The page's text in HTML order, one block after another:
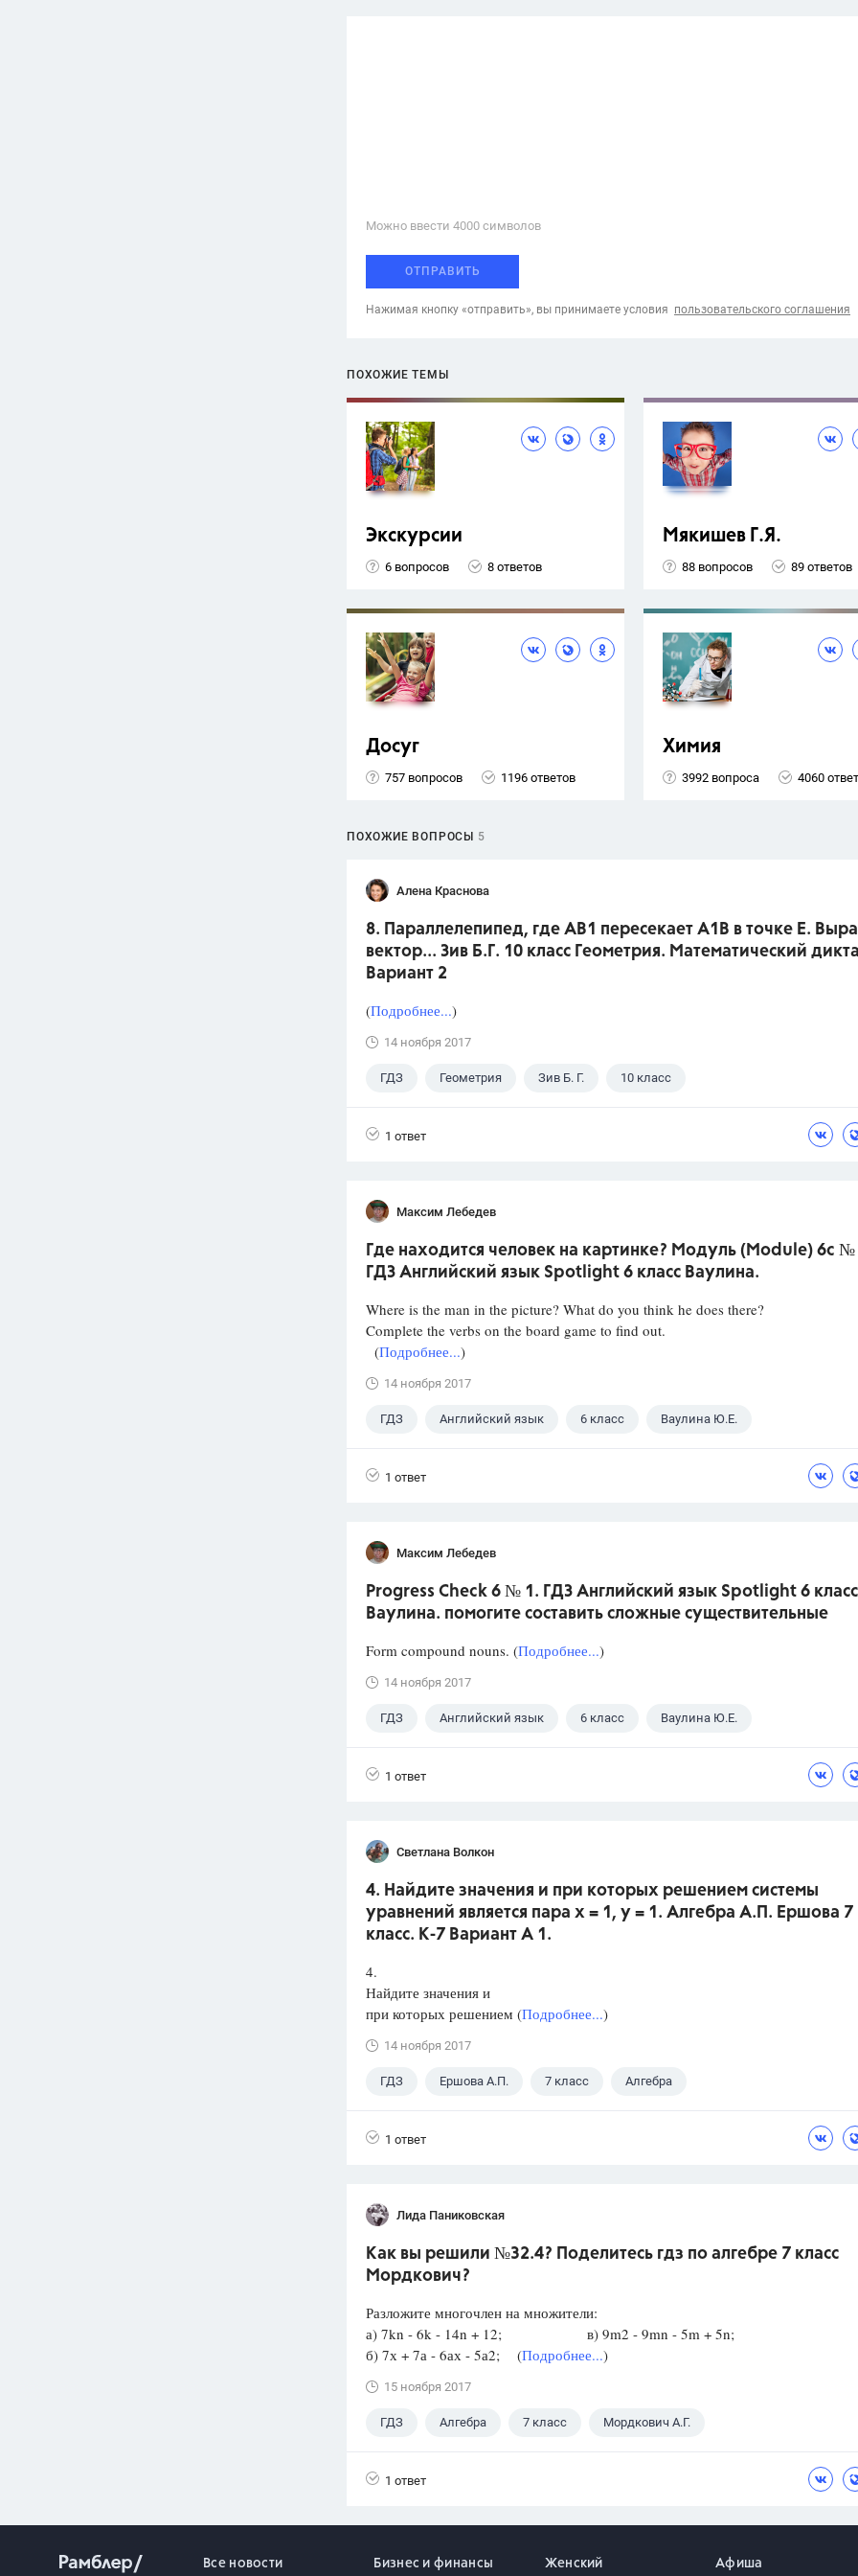
Можно ввести 4000 cимволов
ОТПРАВИТЬ
Нажимая кнопку «отправить», вы принимаете условия пользовательского соглашения
ПОХОЖИЕ ТЕМЫ
Экскурсии
6 вопросов 8 ответов
Мякишев Г.Я.
88 вопросов 89 ответов
Досуг
757 вопросов 1196 ответов
Химия
3992 вопроса 4060
ПОХОЖИЕ ВОПРОСЫ 5
Алена Краснова
8. Параллелепипед, где АВ1 пересекает А1В в точке Е.
вектор... Зив Б.Г. 10 класс Геометрия. Математический
Вариант 2
(Подробнее...)
14 ноября 2017
ГДЗ Геометрия Зив Б. Г. 10 класс
1 ответ
Максим Лебедев
Где находится человек на картинке? Модуль (Module) 6c №
ГДЗ Английский язык Spotlight 6 класс Ваулина.
Where is the man in the picture? What do you think he does there?
Complete the verbs on the board game to find out.
(Подробнее...)
14 ноября 2017
ГДЗ Английский язык 6 класс Ваулина Ю.Е.
1 ответ
Максим Лебедев
Progress Check 6 № 1. ГДЗ Английский язык Spotlight 6 класс
Ваулина. помогите составить сложные существительные
Form compound nouns. (Подробнее...)
14 ноября 2017
ГДЗ Английский язык 6 класс Ваулина Ю.Е.
1 ответ
Светлана Волкон
4. Найдите значения и при которых решением системы
уравнений является пара х = 1, у = 1. Алгебра А.П. Ершова 7
класс. К-7 Вариант А 1.
4.
Найдите значения и
при которых решением (Подробнее...)
14 ноября 2017
ГДЗ Ершова А.П. 7 класс Алгебра
1 ответ
Лида Паниковская
Как вы решили №32.4? Поделитесь гдз по алгебре 7 класс
Мордкович?
Разложите многочлен на множители:
а) 7kn - 6k - 14n + 12; в) 9m2 - 9mn - 5m + 5n;
б) 7х + 7а - 6ах - 5а2; (Подробнее...)
15 ноября 2017
ГДЗ Алгебра 7 класс Мордкович А.Г.
1 ответ
Все новости Бизнес и финансы Женский Афиша